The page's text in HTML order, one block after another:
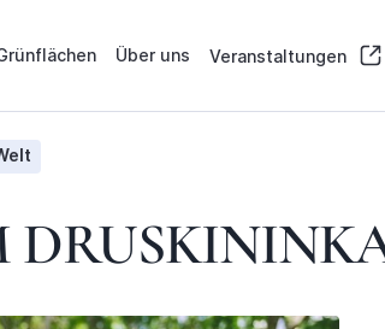
Über uns Veranstaltungen